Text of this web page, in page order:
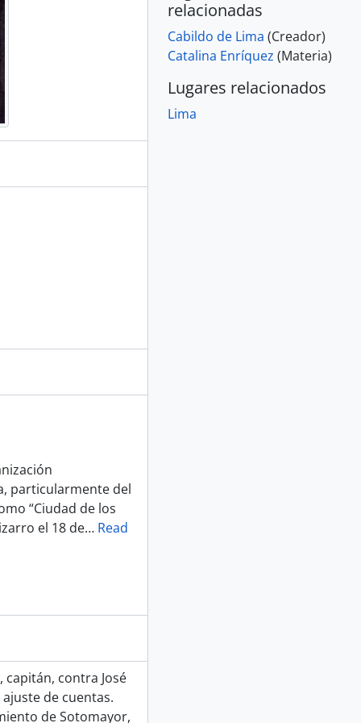
filiación
filiación
de testamento
de testamento
de cargo
particularmente del
“Ciudad de los
el 18 de… Read
capitán, contra José
de cuentas.
de Sotomayor,
relacionadas
Cabildo de Lima (Creador)
Catalina Enríquez (Materia)
Lugares relacionados
Lima